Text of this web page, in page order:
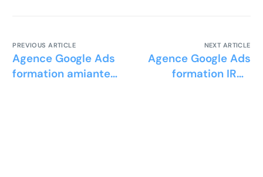
PREVIOUS ARTICLE
Agence Google Ads
formation amiante
NEXT ARTICLE
Agence Google Ads
formation IRVE